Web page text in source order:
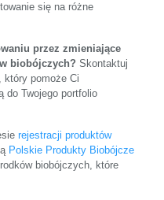
się na różne
przez zmieniające
biobójczych? Skontaktuj
który pomoże Ci
do Twojego portfolio
rejestracji produktów
Polskie Produkty Biobójcze
biobójczych, które